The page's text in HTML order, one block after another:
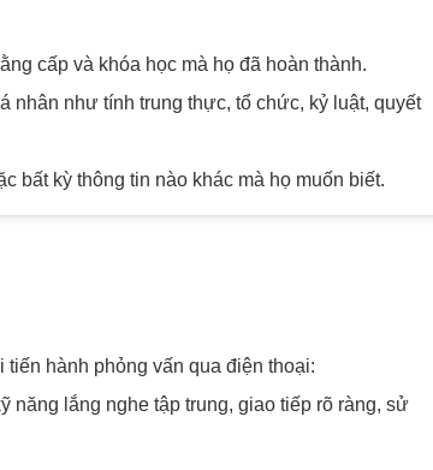
cấp và khóa học mà họ đã hoàn thành.
nhân như tính trung thực, tổ chức, kỷ luật, quyết
bất kỳ thông tin nào khác mà họ muốn biết.
hành phỏng vấn qua điện thoại:
năng lắng nghe tập trung, giao tiếp rõ ràng, sử